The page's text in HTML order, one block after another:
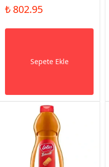
₺ 802.95
Sepete Ekle